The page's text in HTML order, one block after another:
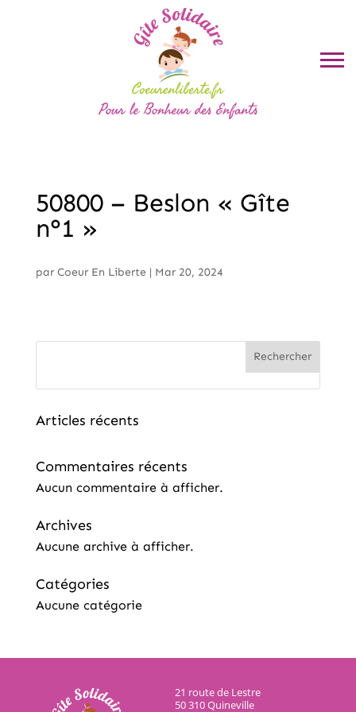
50800 – Beslon « Gîte
n°1 »
par Coeur En Liberte | Mar 20, 2024
Rechercher
Articles récents
Commentaires récents
Aucun commentaire à afficher.
Archives
Aucune archive à afficher.
Catégories
Aucune catégorie
21 route de Lestre
50 310 Quineville